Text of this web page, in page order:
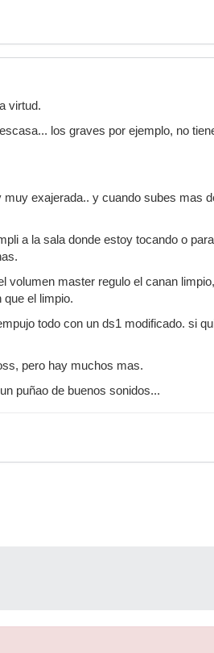
virtud.
los graves por ejemplo, no
exajerada.. y cuando subes mas
a la sala donde estoy tocando o
volumen master regulo el canan
el limpio.
todo con un ds1 modificado. si
pero hay muchos mas.
puñao de buenos sonidos...